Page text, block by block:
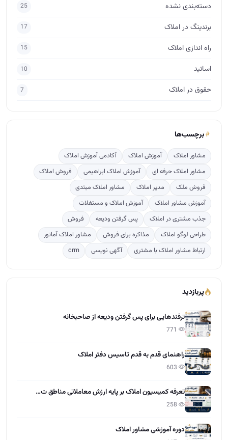
دسته‌بندی نشده 25
برندینگ در املاک 17
راه اندازی املاک 15
اساتید 10
حقوق در املاک 7
برچسب‌ها
مشاور املاک آموزش املاک
آکادمی آموزش املاک
مشاور املاک حرفه ای
آموزش املاک ابراهیمی
فروش املاک
فروش ملک
مدیر املاک
مشاور املاک مبتدی
آموزش مشاور املاک
آموزش املاک و مستغلات
جذب مشتری در املاک
پس گرفتن ودیعه
فروش
طراحی لوگو املاک
مذاکره برای فروش
مشاور املاک آماتور
ارتباط مشاور املاک با مشتری
آگهی نویسی crm
پربازدید
ترفندهایی برای پس گرفتن ودیعه از صاحبخانه
راهنمای قدم به قدم تاسیس دفتر املاک
تعرفه کمیسیون املاک بر پایه ارزش معاملاتی مناطق ت…
دوره آموزشی مشاور املاک